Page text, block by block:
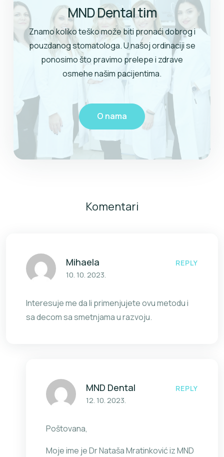
MND Dental tim
Znamo koliko teško može biti pronaći dobrog i
pouzdanog stomatologa. U našoj ordinaciji se
ponosimo što pravimo prelepe i zdrave
osmehe našim pacijentima.
O nama
Komentari
Mihaela REPLY
10. 10. 2023.
Interesuje me da li primenjujete ovu metodu i
sa decom sa smetnjama u razvoju.
MND Dental REPLY
12. 10. 2023.
Poštovana,
Moje ime je Dr Nataša Mratinković iz MND